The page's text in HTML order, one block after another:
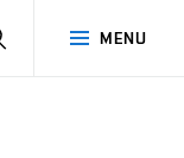
MENU